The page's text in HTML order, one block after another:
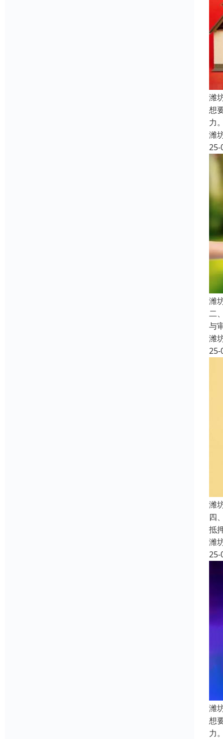
潍
想
力
潍
25-
潍
二
与
潍
25-
潍
四
抵
潍
25-
潍
想
力